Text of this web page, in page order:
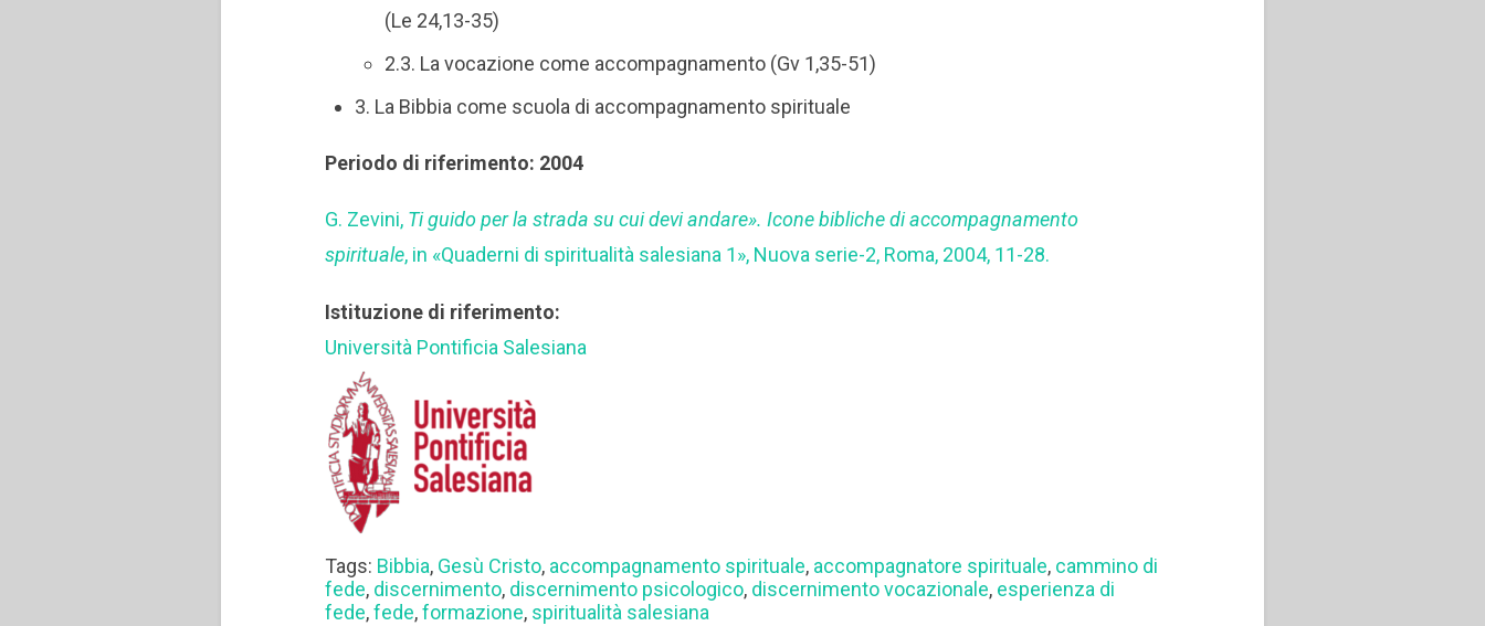
(Le 24,13-35)
2.3. La vocazione come accompagnamento (Gv 1,35-51)
3. La Bibbia come scuola di accompagnamento spirituale
Periodo di riferimento: 2004
G. Zevini, Ti guido per la strada su cui devi andare». Icone bibliche di accompagnamento
spirituale, in «Quaderni di spiritualità salesiana 1», Nuova serie-2, Roma, 2004, 11-28.
Istituzione di riferimento:
Università Pontificia Salesiana
Tags: Bibbia, Gesù Cristo, accompagnamento spirituale, accompagnatore spirituale, cammino di
fede, discernimento, discernimento psicologico, discernimento vocazionale, esperienza di
fede,fede,formazione, spiritualità salesiana